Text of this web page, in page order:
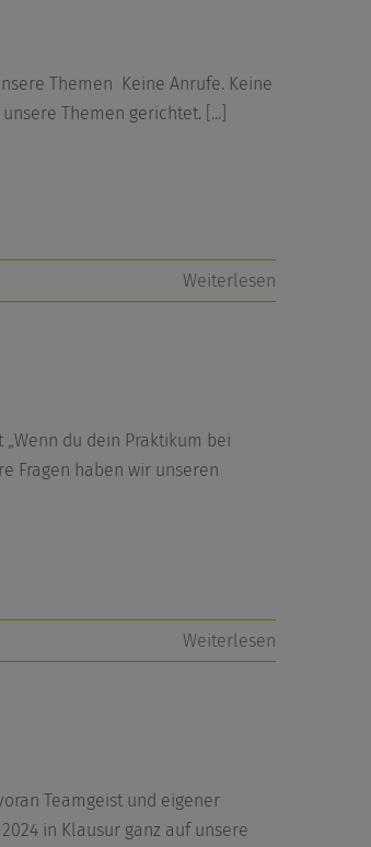
Themen Keine Anrufe. Keine
Themen gerichtet. [...]
Weiterlesen
du dein Praktikum bei
Fragen haben wir unseren
Weiterlesen
Teamgeist und eigener
in Klausur ganz auf unsere